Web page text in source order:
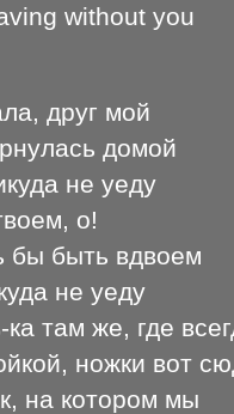
without you
друг мой
домой
не уеду
о!
бы быть вдвоем
не уеду
там же, где
ножки вот
на котором мы